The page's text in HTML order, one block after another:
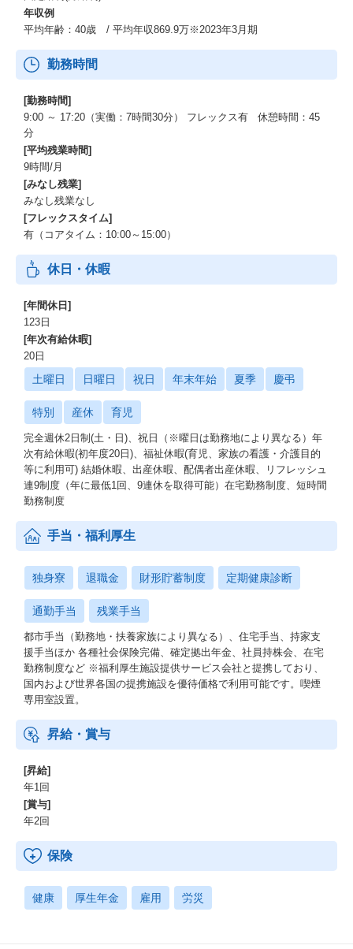
年収例
平均年齢：40歳 / 平均年収869.9万※2023年3月期
勤務時間
[勤務時間]
9:00 ～ 17:20（実働：7時間30分） フレックス有 休憩時間：45
分
[平均残業時間]
9時間/月
[みなし残業]
みなし残業なし
[フレックスタイム]
有（コアタイム：10:00～15:00）
休日・休暇
[年間休日]
123日
[年次有給休暇]
20日
土曜日 日曜日 祝日 年末年始 夏季 慶弔
特別 産休 育児
完全週休2日制(土・日)、祝日（※曜日は勤務地により異なる）年
次有給休暇(初年度20日)、福祉休暇(育児、家族の看護・介護目的
等に利用可) 結婚休暇、出産休暇、配偶者出産休暇、リフレッシュ
連9制度（年に最低1回、9連休を取得可能）在宅勤務制度、短時間
勤務制度
手当・福利厚生
独身寮 退職金 財形貯蓄制度 定期健康診断
通勤手当 残業手当
都市手当（勤務地・扶養家族により異なる）、住宅手当、持家支
援手当ほか 各種社会保険完備、確定拠出年金、社員持株会、在宅
勤務制度など ※福利厚生施設提供サービス会社と提携しており、
国内および世界各国の提携施設を優待価格で利用可能です。喫煙
専用室設置。
昇給・賞与
[昇給]
年1回
[賞与]
年2回
保険
健康 厚生年金 雇用 労災